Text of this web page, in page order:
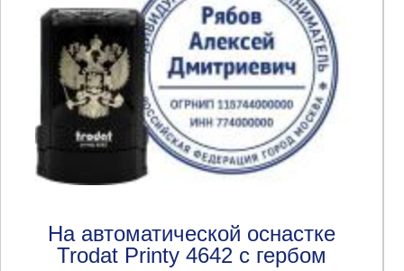
На автоматической оснастке
Trodat Printy 4642 с гербом